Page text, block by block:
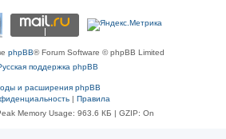
phpBB® Forum Software © phpBB Limited
поддержка phpBB
и расширения phpBB
| Правила
Memory Usage: 963.6 КБ | GZIP: On